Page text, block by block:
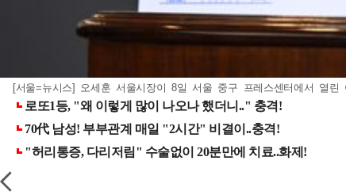
[서울=뉴시스] 오세훈 서울시장이 8일 서울 중구 프레스센터에서 열